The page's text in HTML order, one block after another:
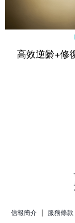
高效逆齡+修
信報簡介 | 服務條款